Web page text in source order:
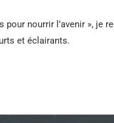
pour nourrir l’avenir », je
et éclairants.